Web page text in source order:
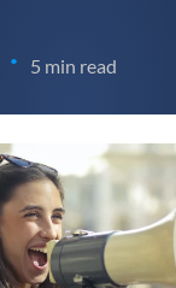
• 5 min read